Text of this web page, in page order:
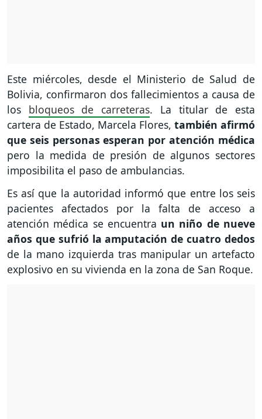
Este miércoles, desde el Ministerio de Salud de
Bolivia, confirmaron dos fallecimientos a causa de
los bloqueos de carreteras. La titular de esta
cartera de Estado, Marcela Flores, también afirmó
que seis personas esperan por atención médica
pero la medida de presión de algunos sectores
imposibilita el paso de ambulancias.
Es así que la autoridad informó que entre los seis
pacientes afectados por la falta de acceso a
atención médica se encuentra un niño de nueve
años que sufrió la amputación de cuatro dedos
de la mano izquierda tras manipular un artefacto
explosivo en su vivienda en la zona de San Roque.